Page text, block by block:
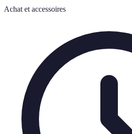
Achat et accessoires